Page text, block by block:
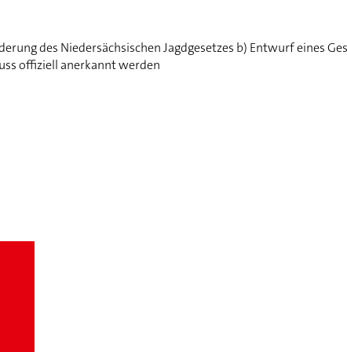
des Niedersächsischen Jagdgesetzes b) Entwurf eines
offiziell anerkannt werden